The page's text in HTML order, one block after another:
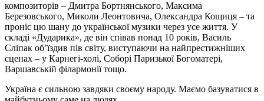
композиторів – Дмитра Бортнянського, Максима
Березовського, Миколи Леонтовича, Олександра Кощиця – та
проніс цю шану до української музики через усе життя. У
складі «Дударика», де він співав понад 10 років, Василь
Сліпак об’їздив пів світу, виступаючи на найпрестижніших
сценах – у Карнегі-холі, Соборі Паризької Богоматері,
Варшавській філармонії тощо.
Україна є сильною завдяки своєму народу. Маємо базуватися в